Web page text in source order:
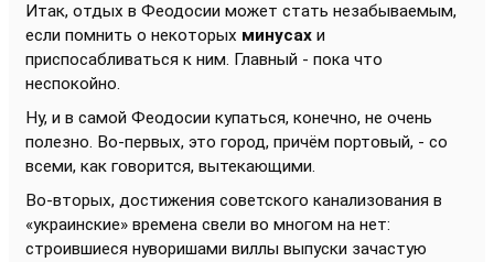
Итак, отдых в Феодосии может стать незабываемым,
если помнить о некоторых минусах и
приспосабливаться к ним. Главный - пока что
неспокойно.
Ну, и в самой Феодосии купаться, конечно, не очень
полезно. Во-первых, это город, причём портовый, - со
всеми, как говорится, вытекающими.
Во-вторых, достижения советского канализования в
«украинские» времена свели во многом на нет:
строившиеся нуворишами виллы выпуски зачастую